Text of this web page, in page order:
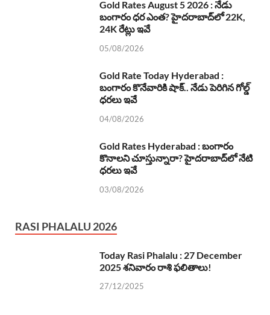
Gold Rates August 5 2026 : నేడు
బంగారం ధర ఎంత? హైదరాబాద్‌లో 22K,
24K రేట్లు ఇవే
05/08/2026
Gold Rate Today Hyderabad :
బంగారం కొనేవారికి షాక్.. నేడు పెరిగిన గోల్డ్
ధరలు ఇవే
04/08/2026
Gold Rates Hyderabad : బంగారం
కొనాలని చూస్తున్నారా? హైదరాబాద్‌లో నేటి
ధరలు ఇవే
03/08/2026
RASI PHALALU 2026
Today Rasi Phalalu : 27 December
2025 శనివారం రాశి ఫలితాలు!
27/12/2025